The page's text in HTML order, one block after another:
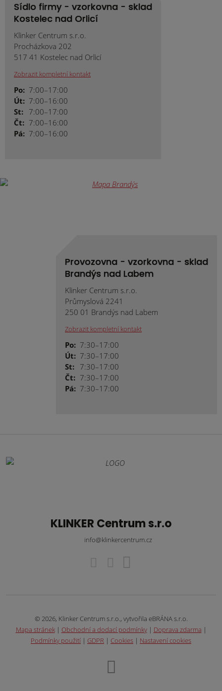
Sídlo firmy - vzorkovna - sklad
Kostelec nad Orlicí
Klinker Centrum s.r.o.
Procházkova 202
517 41 Kostelec nad Orlicí
Zobrazit kompletní kontakt
Po: 7:00–17:00
Út: 7:00–16:00
St: 7:00–17:00
Čt: 7:00–16:00
Pá: 7:00–16:00
Provozovna - vzorkovna - sklad
Brandýs nad Labem
Klinker Centrum s.r.o.
Průmyslová 2241
250 01 Brandýs nad Labem
Zobrazit kompletní kontakt
Po: 7:30–17:00
Út: 7:30–17:00
St: 7:30–17:00
Čt: 7:30–17:00
Pá: 7:30–17:00
KLINKER Centrum s.r.o
info@klinkercentrum.cz
© 2026, Klinker Centrum s.r.o., vytvořila eBRÁNA s.r.o.
Mapa stránek| Obchodní a dodací podmínky| Doprava zdarma |
Podmínky použití | GDPR | Cookies | Nastavení cookies